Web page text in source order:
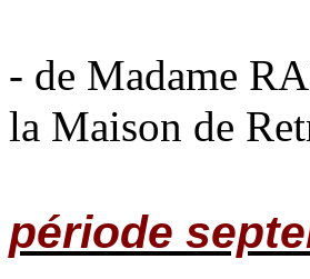
- de Madame
la Maison de
période